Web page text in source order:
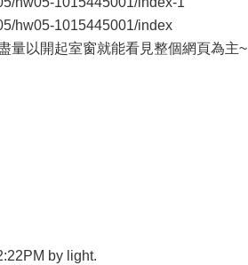
hw05-1015445001/index
量以開起室窗就能看見整個網頁為主~
by light.